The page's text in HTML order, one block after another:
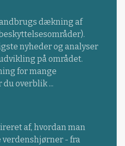
dækning af
nyheder og analyser
på området.
for mange
overblik ...
af, hvordan man
- fra